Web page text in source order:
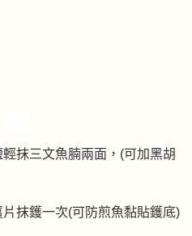
抹三文魚腩兩面，(可加黑胡
抹鑊一次(可防煎魚黏貼鑊底)